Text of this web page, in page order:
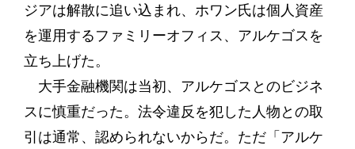
ジアは解散に追い込まれ、ホワン氏は個人資産
を運用するファミリーオフィス、アルケゴスを
立ち上げた。
大手金融機関は当初、アルケゴスとのビジネ
スに慎重だった。法令違反を犯した人物との取
引は通常、認められないからだ。ただ「アルケ